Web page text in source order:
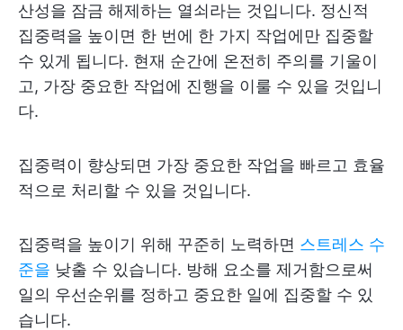
산성을 잠금 해제하는 열쇠라는 것입니다. 정신적
집중력을 높이면 한 번에 한 가지 작업에만 집중할
수 있게 됩니다. 현재 순간에 온전히 주의를 기울이
고, 가장 중요한 작업에 진행을 이룰 수 있을 것입니
다.
집중력이 향상되면 가장 중요한 작업을 빠르고 효율
적으로 처리할 수 있을 것입니다.
집중력을 높이기 위해 꾸준히 노력하면 스트레스 수
준을 낮출 수 있습니다. 방해 요소를 제거함으로써
일의 우선순위를 정하고 중요한 일에 집중할 수 있
습니다.